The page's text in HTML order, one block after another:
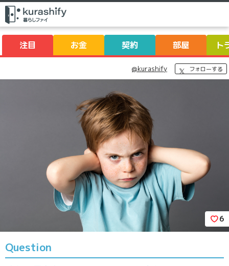
注目 お金 契約 部屋 ト
@kurashify フォローする
6
Question